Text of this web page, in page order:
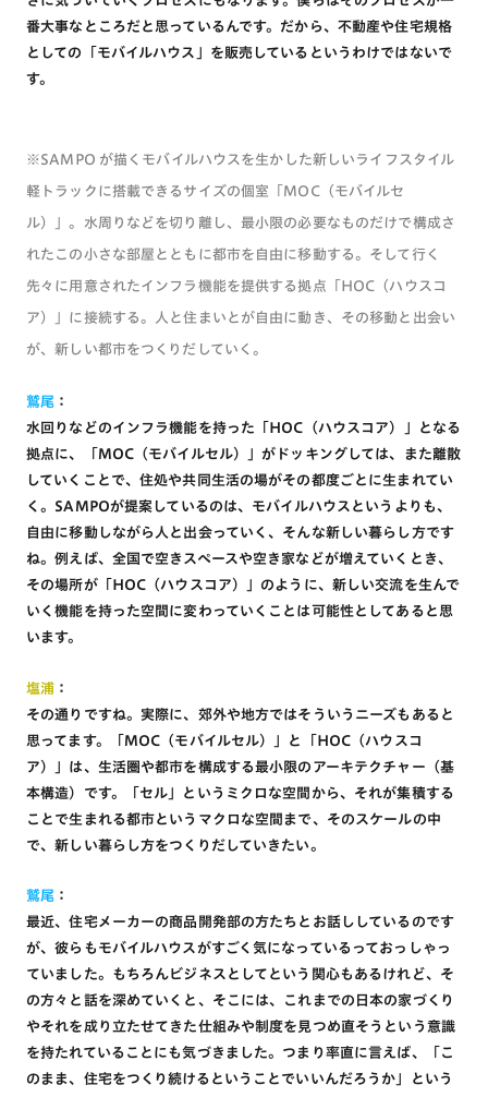
番大事なところだと思っているんです。だから、不動産や住宅規格
としての「モバイルハウス」を販売しているというわけではないで
す。
※SAMPO が描くモバイルハウスを生かした新しいライフスタイル
軽トラックに搭載できるサイズの個室「MOC（モバイルセ
ル）」。水周りなどを切り離し、最小限の必要なものだけで構成さ
れたこの小さな部屋とともに都市を自由に移動する。そして行く
先々に用意されたインフラ機能を提供する拠点「HOC（ハウスコ
ア）」に接続する。人と住まいとが自由に動き、その移動と出会い
が、新しい都市をつくりだしていく。
鷲尾 ：
水回りなどのインフラ機能を持った「HOC（ハウスコア）」となる
拠点に、「MOC（モバイルセル）」がドッキングしては、また離散
していくことで、住処や共同生活の場がその都度ごとに生まれてい
く。SAMPOが提案しているのは、モバイルハウスというよりも、
自由に移動しながら人と出会っていく、そんな新しい暮らし方です
ね。例えば、全国で空きスペースや空き家などが増えていくとき、
その場所が「HOC（ハウスコア）」のように、新しい交流を生んで
いく機能を持った空間に変わっていくことは可能性としてあると思
います。
塩浦 ：
その通りですね。実際に、郊外や地方ではそういうニーズもあると
思ってます。「MOC（モバイルセル）」と「HOC（ハウスコ
ア）」は、生活圏や都市を構成する最小限のアーキテクチャー（基
本構造）です。「セル」というミクロな空間から、それが集積する
ことで生まれる都市というマクロな空間まで、そのスケールの中
で、新しい暮らし方をつくりだしていきたい。
鷲尾 ：
最近、住宅メーカーの商品開発部の方たちとお話ししているのです
が、彼らもモバイルハウスがすごく気になっているっておっしゃっ
ていました。もちろんビジネスとしてという関心もあるけれど、そ
の方々と話を深めていくと、そこには、これまでの日本の家づくり
やそれを成り立たせてきた仕組みや制度を見つめ直そうという意識
を持たれていることにも気づきました。つまり率直に言えば、「こ
のまま、住宅をつくり続けるということでいいんだろうか」という